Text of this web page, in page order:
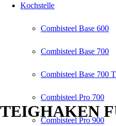
Kochstelle
Combisteel Base 600
Combisteel Base 700
Combisteel Base 700
Combisteel Pro 700
Combisteel Pro 900
TEIGHAKEN